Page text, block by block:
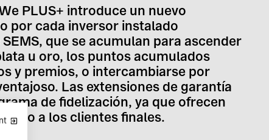
PLUS+ introduce un nuevo
por cada inversor instalado
que se acumulan para ascender
u oro, los puntos acumulados
y premios, o intercambiarse por
Las extensiones de garantía
de fidelización, ya que ofrecen
a los clientes finales.